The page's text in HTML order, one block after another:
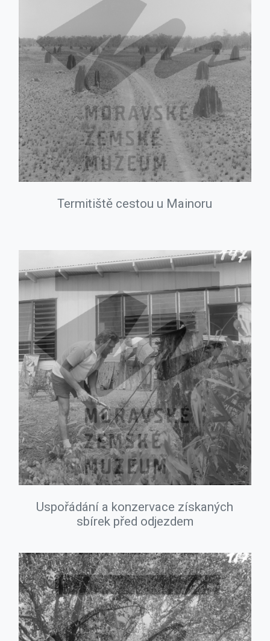
Termitiště cestou u Mainoru
Uspořádání a konzervace získaných
sbírek před odjezdem